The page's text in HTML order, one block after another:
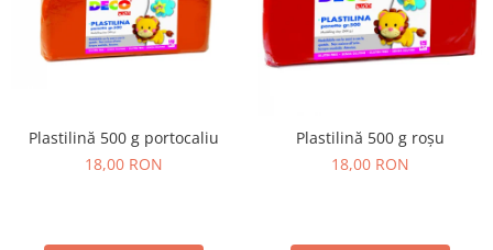
Plastilină 500 g portocaliu
18,00 RON
Plastilină 500 g roșu
18,00 RON